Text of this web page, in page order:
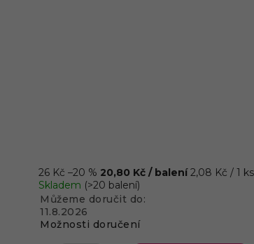
26 Kč –20 % 20,80 Kč / balení2,08 Kč / 1 ks
Skladem (>20 balení)
Můžeme doručit do:
11.8.2026
Možnosti doručení